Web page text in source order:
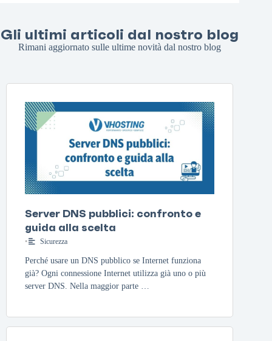
Gli ultimi articoli dal nostro blog
Rimani aggiornato sulle ultime novità dal nostro blog
Server DNS pubblici: confronto e
guida alla scelta
• Sicurezza
Perché usare un DNS pubblico se Internet funziona
già? Ogni connessione Internet utilizza già uno o più
server DNS. Nella maggior parte …